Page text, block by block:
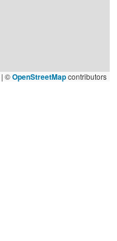
| ©OpenStreetMapcontributors